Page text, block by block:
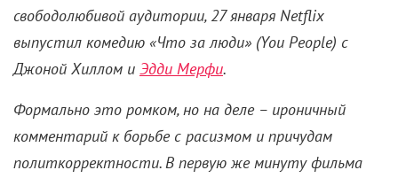
свободолюбивой аудитории, 27 января Netflix
выпустил комедию «Что за люди» (You People) с
Джоной Хиллом и Эдди Мерфи.
Формально это ромком, но на деле – ироничный
комментарий к борьбе с расизмом и причудам
политкорректности. В первую же минуту фильма